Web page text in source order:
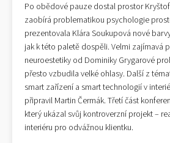
Po obědové pauze dostal prostor
zaobírá problematikou psychologie
prezentovala Klára Soukupová nové
jak k této paletě dospěli. Velmi zajímavá
neuroestetiky od Dominiky Grygarové
přesto vzbudila velké ohlasy. Další z
smart zařízení a smart technologií v
připravil Martin Čermák. Třetí část
který ukázal svůj kontroverzní projekt –
interiéru pro odvážnou klientku.